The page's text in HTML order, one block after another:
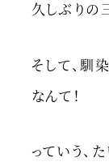
久しぶりの
そして、馴
なんて！
っていう、